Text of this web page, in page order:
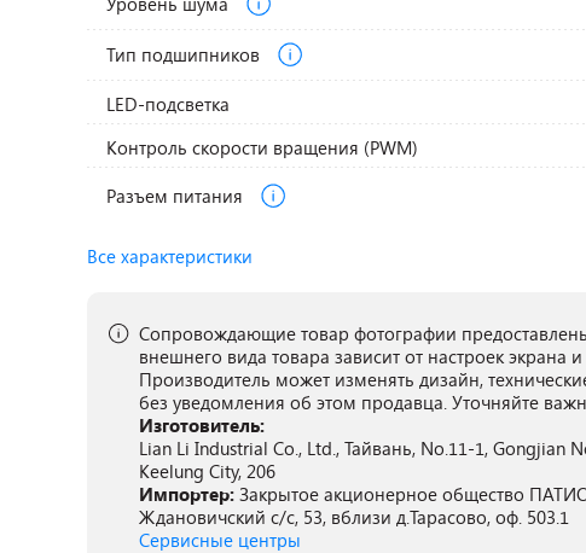
Тип подшипников
LED-подсветка
Контроль скорости вращения (PWM)
Разъем питания
Все характеристики
Сопровождающие товар фотографии
внешнего вида товара зависит от настроек экрана
Производитель может изменять дизайн,
без уведомления об этом продавца. Уточняйте
Изготовитель:
Lian Li Industrial Co., Ltd., Тайвань, No.11-1, Gongjian
Keelung City, 206
Импортер: Закрытое акционерное общество
Ждановичский с/с, 53, вблизи д.Тарасово, оф. 503.1
Сервисные центры